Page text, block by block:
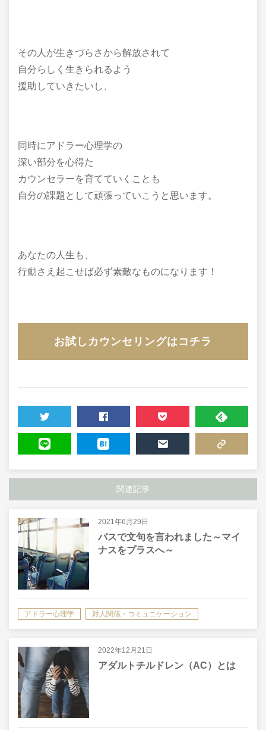
その人が生きづらさから解放されて
自分らしく生きられるよう
援助していきたいし、
同時にアドラー心理学の
深い部分を心得た
カウンセラーを育てていくことも
自分の課題として頑張っていこうと思います。
あなたの人生も、
行動さえ起こせば必ず素敵なものになります！
お試しカウンセリングはコチラ
TWEET SHARE POCKET FEEDLY
関連記事
2021年6月29日
バスで文句を言われました～マイ
ナスをプラスへ～
アドラー心理学 対人関係・コミュニケーション
2022年12月21日
アダルトチルドレン（AC）とは